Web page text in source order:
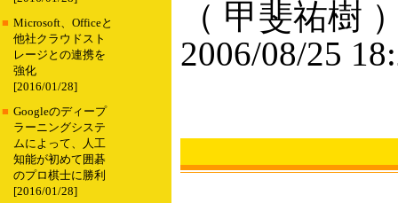
■ Microsoft、Officeと
他社クラウドスト
レージとの連携を
強化
[2016/01/28]
■ Googleのディープ
ラーニングシステ
ムによって、人工
知能が初めて囲碁
のプロ棋士に勝利
[2016/01/28]
（ 甲斐祐樹
2006/08/25